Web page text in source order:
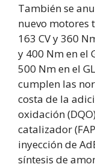
También se
nuevo motores
163 CV y 360
y 400 Nm en el
500 Nm en el
cumplen las
costa de la
oxidación
catalizador
inyección de
síntesis de